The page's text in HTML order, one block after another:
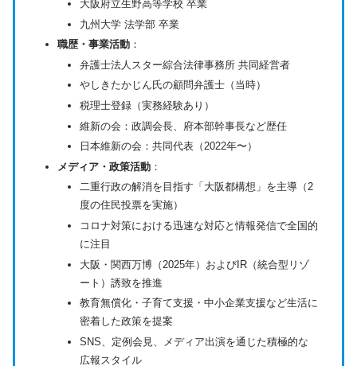
大阪府立生野高等学校 卒業
九州大学 法学部 卒業
職歴・事業活動：
弁護士法人スター綜合法律事務所 共同経営者
やしきたかじん氏の顧問弁護士（当時）
税理士登録（実務経験あり）
維新の会：政調会長、府本部幹事長など歴任
日本維新の会：共同代表（2022年〜）
メディア・政策活動：
二重行政の解消を目指す「大阪都構想」を主導（2
度の住民投票を実施）
コロナ対策における迅速な対応と情報発信で全国的
に注目
大阪・関西万博（2025年）およびIR（統合型リゾ
ート）誘致を推進
教育無償化・子育て支援・中小企業支援など生活に
密着した政策を提案
SNS、定例会見、メディア出演を通じた積極的な
広報スタイル